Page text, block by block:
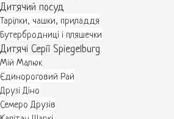
Дитячий посуд
Тарілки, чашки, приладдя
Бутербродниці і пляшечки
Дитячі Серії Spiegelburg
Мій Малюк
Єдинороговий Рай
Друзі Діно
Семеро Друзів